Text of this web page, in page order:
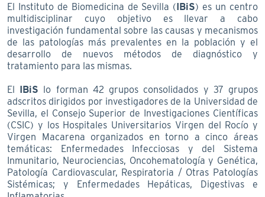
El Instituto de Biomedicina de Sevilla (IBiS) es un centro
multidisciplinar cuyo objetivo es llevar a cabo
investigación fundamental sobre las causas y mecanismos
de las patologías más prevalentes en la población y el
desarrollo de nuevos métodos de diagnóstico y
tratamiento para las mismas.
El IBiS lo forman 42 grupos consolidados y 37 grupos
adscritos dirigidos por investigadores de la Universidad de
Sevilla, el Consejo Superior de Investigaciones Científicas
(CSIC) y los Hospitales Universitarios Virgen del Rocío y
Virgen Macarena organizados en torno a cinco áreas
temáticas: Enfermedades Infecciosas y del Sistema
Inmunitario, Neurociencias, Oncohematología y Genética,
Patología Cardiovascular, Respiratoria / Otras Patologías
Sistémicas; y Enfermedades Hepáticas, Digestivas e